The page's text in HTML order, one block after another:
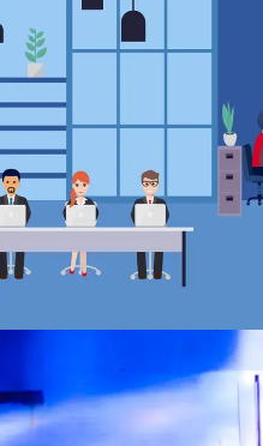
Vídeo & Post